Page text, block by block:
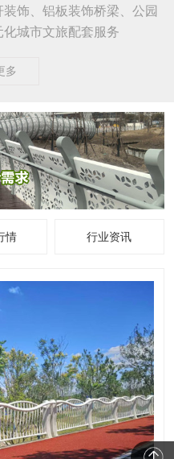
饰、铝板装饰桥梁、公园
化城市文旅配套服务
多
情 行业资讯